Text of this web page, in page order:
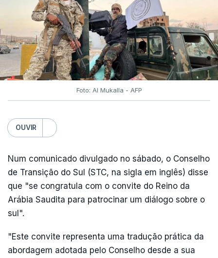
Foto: Al Mukalla - AFP
OUVIR
Num comunicado divulgado no sábado, o Conselho
de Transição do Sul (STC, na sigla em inglês) disse
que "se congratula com o convite do Reino da
Arábia Saudita para patrocinar um diálogo sobre o
sul".
"Este convite representa uma tradução prática da
abordagem adotada pelo Conselho desde a sua